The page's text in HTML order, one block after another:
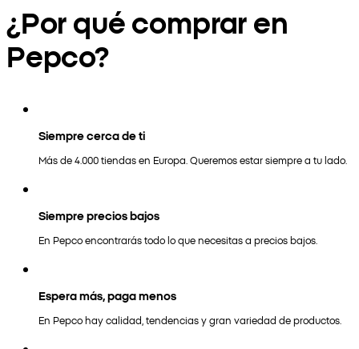
¿Por qué comprar en
Pepco?
Siempre cerca de ti
Más de 4.000 tiendas en Europa. Queremos estar siempre a tu lado.
Siempre precios bajos
En Pepco encontrarás todo lo que necesitas a precios bajos.
Espera más, paga menos
En Pepco hay calidad, tendencias y gran variedad de productos.